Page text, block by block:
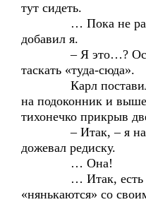
тут сидеть.
… Пока не
добавил я.
– Я это…?
таскать «туда-сюда».
Карл поставил
на подоконник и
тихонечко прикрыв
– Итак, – я
дожевал редиску.
… Она!
… Итак, есть
«нянькаются» со